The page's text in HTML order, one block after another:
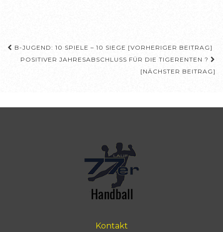
Beitragsnavigation
B-JUGEND: 10 SPIELE – 10 SIEGE [VORHERIGER BEITRAG]
POSITIVER JAHRESABSCHLUSS FÜR DIE TIGERENTEN ?
[NÄCHSTER BEITRAG]
Kontakt